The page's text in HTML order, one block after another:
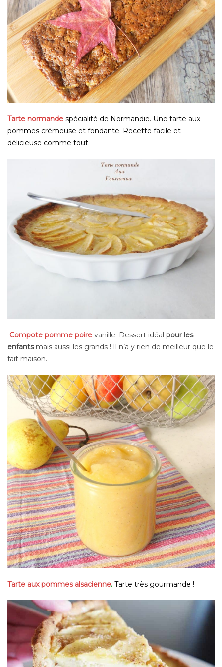
Tarte normande spécialité de Normandie. Une tarte aux
pommes crémeuse et fondante. Recette facile et
délicieuse comme tout.
Compote pomme poire vanille. Dessert idéal pour les
enfantsmais aussi les grands ! Il n’a y rien de meilleur que le
fait maison.
Tarte aux pommes alsacienne. Tarte très gourmande !